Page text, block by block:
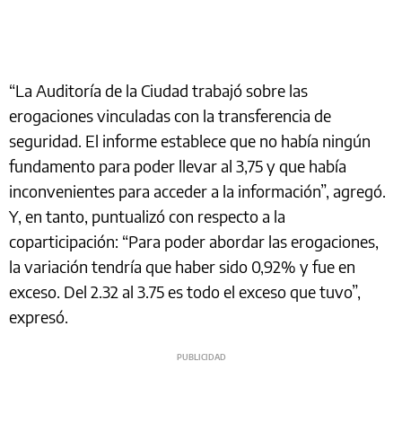
“La Auditoría de la Ciudad trabajó sobre las
erogaciones vinculadas con la transferencia de
seguridad. El informe establece que no había ningún
fundamento para poder llevar al 3,75 y que había
inconvenientes para acceder a la información”, agregó.
Y, en tanto, puntualizó con respecto a la
coparticipación: “Para poder abordar las erogaciones,
la variación tendría que haber sido 0,92% y fue en
exceso. Del 2.32 al 3.75 es todo el exceso que tuvo”,
expresó.